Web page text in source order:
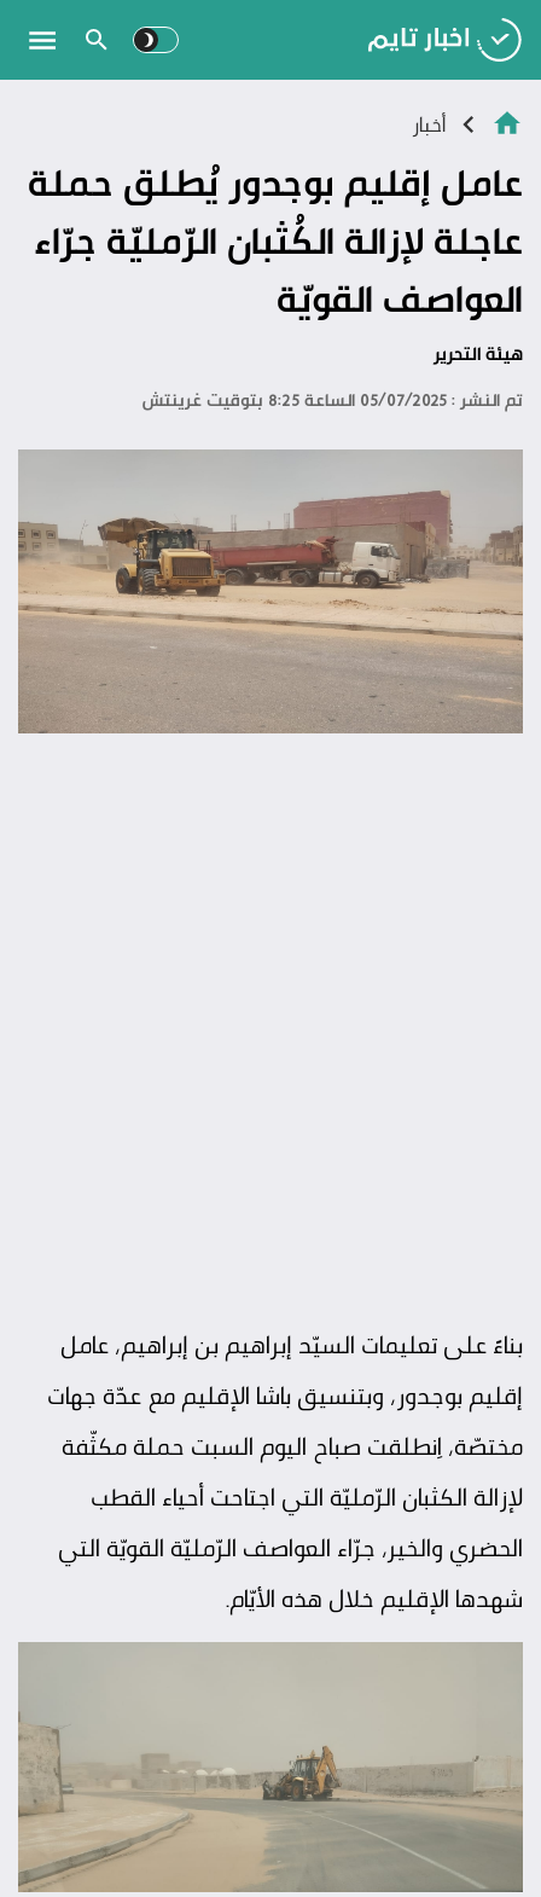
أخبار
عامل إقليم بوجدور يُطلق حملة
عاجلة لإزالة الكُثبان الرّمليّة جرّاء
العواصف القويّة
هيئة التحرير
تم النشر : 05/07/2025 الساعة 8:25 بتوقيت غرينتش
بناءً على تعليمات السيّدإبراهيم بن إبراهيم، عامل
إقليم بوجدور، وبتنسيق باشا الإقليم مع عدّة جهات
مختصّة، اِنطلقت صباح اليوم السبت حملة مكثّفة
لإزالة الكثبان الرّمليّة التي اجتاحت أحياء القطب
الحضري والخير، جرّاء العواصف الرّمليّة القويّة التي
شهدها الإقليم خلال هذه الأيّام.